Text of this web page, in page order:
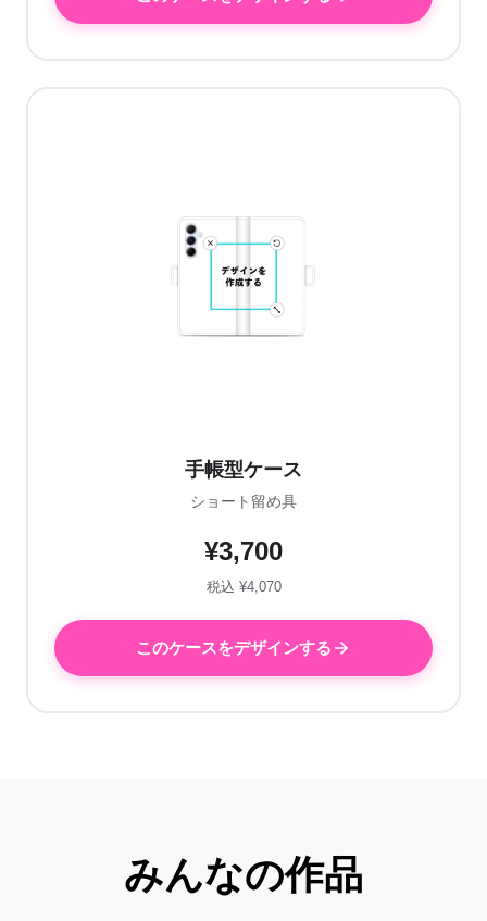
手帳型ケース
ショート留め具
¥3,700
税込 ¥4,070
このケースをデザインする
みんなの作品